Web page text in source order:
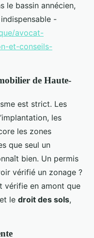
le bassin annécien,
-
avocat-
et-conseils-
de Haute-
est strict. Les
les
les zones
que seul un
bien. Un permis
vérifié un zonage ?
vérifie en amont que
et le droit des sols,